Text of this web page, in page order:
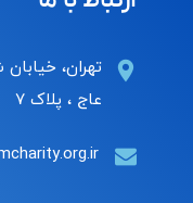
تهران،
عاج ، پلاک ۷